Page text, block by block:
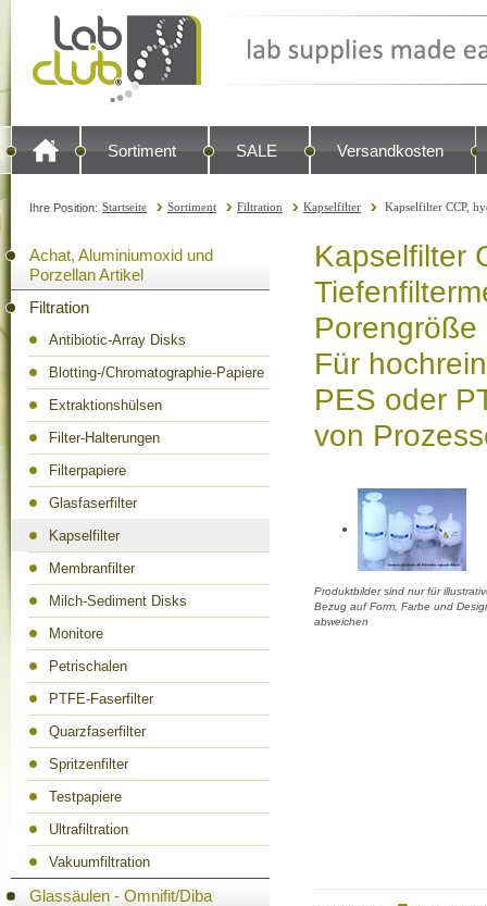
Sortiment SALE Versandkosten
Ihre Position: Startseite Sortiment Filtration Kapselfilter Kapselfilter CCP,
Achat, Aluminiumoxid und
Porzellan Artikel
Filtration
Antibiotic-Array Disks
Blotting-/Chromatographie-Papiere
Extraktionshülsen
Filter-Halterungen
Filterpapiere
Glasfaserfilter
Kapselfilter
Membranfilter
Milch-Sediment Disks
Monitore
Petrischalen
PTFE-Faserfilter
Quarzfaserfilter
Spritzenfilter
Testpapiere
Ultrafiltration
Vakuumfiltration
Glassäulen - Omnifit/Diba
Kapselfilter
Porengröße
Für
PES oder
von
Produktbilder sind nur für
Bezug auf Form, Farbe und
abweichen